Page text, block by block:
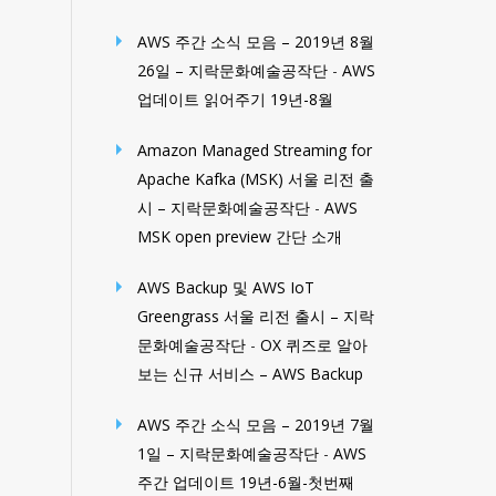
AWS 주간 소식 모음 – 2019년 8월
26일 – 지락문화예술공작단 - AWS
업데이트 읽어주기 19년-8월
Amazon Managed Streaming for
Apache Kafka (MSK) 서울 리전 출
시 – 지락문화예술공작단 - AWS
MSK open preview 간단 소개
AWS Backup 및 AWS IoT
Greengrass 서울 리전 출시 – 지락
문화예술공작단 - OX 퀴즈로 알아
보는 신규 서비스 – AWS Backup
AWS 주간 소식 모음 – 2019년 7월
1일 – 지락문화예술공작단 - AWS
주간 업데이트 19년-6월-첫번째